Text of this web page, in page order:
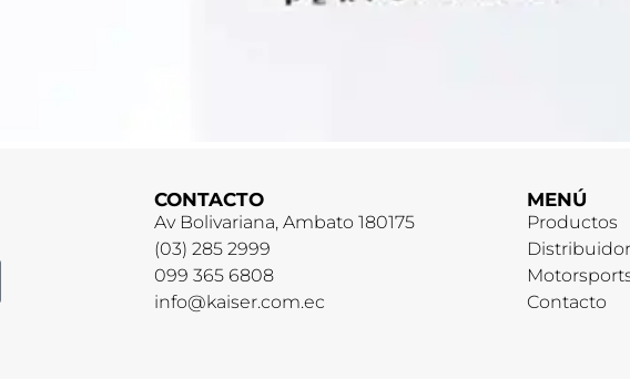
CONTACTO
Av Bolivariana, Ambato 180175
(03) 285 2999
099 365 6808
info@kaiser.com.ec
MENÚ
Productos
Contacto